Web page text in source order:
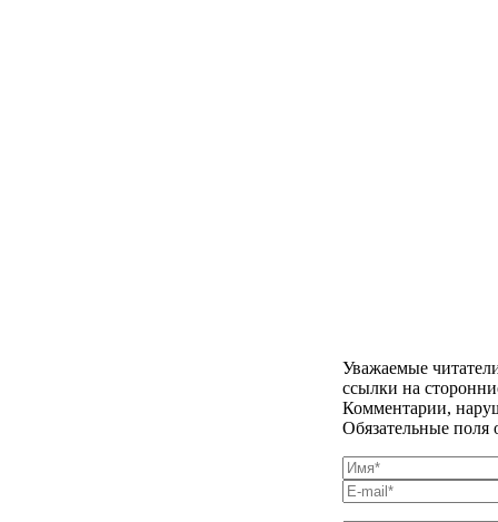
Уважаемые
ссылки на
Комментарии,
Обязательные поля